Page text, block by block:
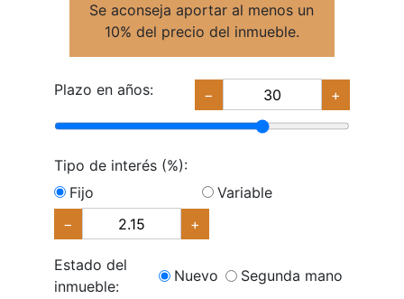
Se aconseja aportar al menos un
10% del precio del inmueble.
Plazo en años: − +
Tipo de interés (%):
Fijo
Variable
−
+
Estado del
inmueble:
Nuevo Segunda mano